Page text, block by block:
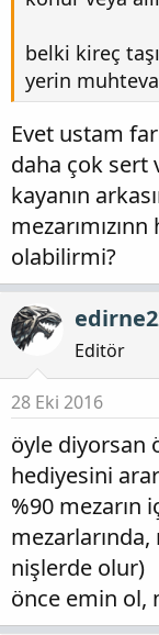
belki kireç
yerin
Evet ustam
daha çok sert
kayanın
olabilirmi?
Editör
28 Eki 2016
öyle diyorsan
hediyesini
%90 mezarın
mezarlarında,
nişlerde olur)
önce emin ol,